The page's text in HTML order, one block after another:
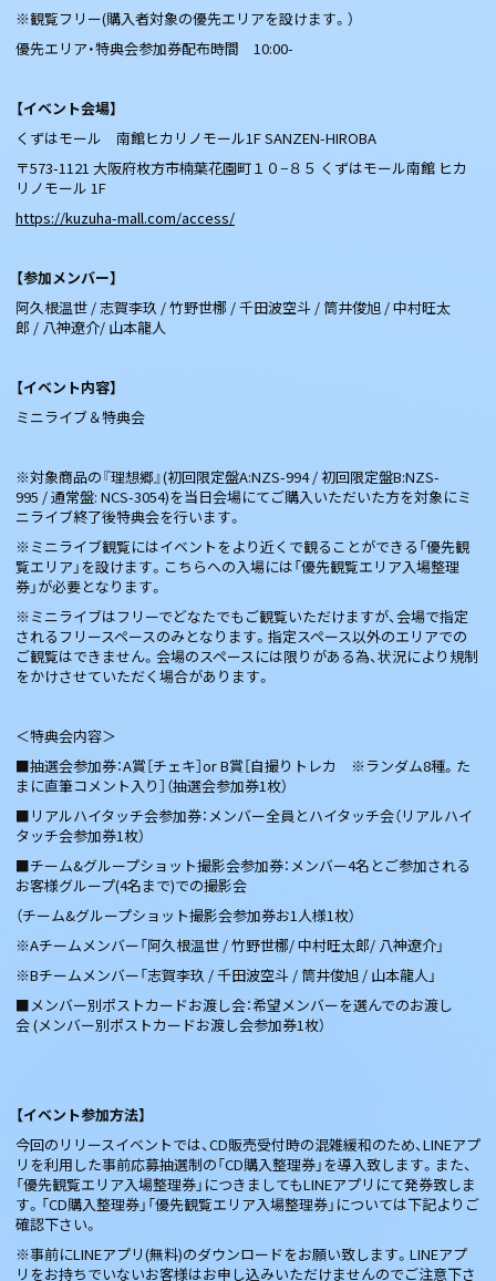
※観覧フリー(購入者対象の優先エリアを設けます。）
優先エリア・特典会参加券配布時間 10:00-
【イベント会場】
くずはモール 南館ヒカリノモール1F SANZEN-HIROBA
〒573-1121 大阪府枚方市楠葉花園町１０−８５ くずはモール南館 ヒカ
リノモール 1F
https://kuzuha-mall.com/access/
【参加メンバー】
阿久根温世 / 志賀李玖 / 竹野世梛 / 千田波空斗 / 筒井俊旭 / 中村旺太
郎 / 八神遼介/ 山本龍人
【イベント内容】
ミニライブ＆特典会
※対象商品の『理想郷』(初回限定盤A:NZS-994 / 初回限定盤B:NZS-
995 / 通常盤: NCS-3054)を当日会場にてご購入いただいた方を対象にミ
ニライブ終了後特典会を行います。
※ミニライブ観覧にはイベントをより近くで観ることができる「優先観
覧エリア」を設けます。こちらへの入場には「優先観覧エリア入場整理
券」が必要となります。
※ミニライブはフリーでどなたでもご観覧いただけますが、会場で指定
されるフリースペースのみとなります。指定スペース以外のエリアでの
ご観覧はできません。会場のスペースには限りがある為、状況により規制
をかけさせていただく場合があります。
＜特典会内容＞
■抽選会参加券：A賞［チェキ］or B賞［自撮りトレカ ※ランダム8種。た
まに直筆コメント入り］（抽選会参加券1枚）
■リアルハイタッチ会参加券：メンバー全員とハイタッチ会（リアルハイ
タッチ会参加券1枚）
■チーム&グループショット撮影会参加券：メンバー4名とご参加される
お客様グループ(4名まで)での撮影会
（チーム&グループショット撮影会参加券お1人様1枚）
※Aチームメンバー「阿久根温世 / 竹野世梛/ 中村旺太郎/ 八神遼介」
※Bチームメンバー「志賀李玖 / 千田波空斗 / 筒井俊旭 / 山本龍人」
■メンバー別ポストカードお渡し会：希望メンバーを選んでのお渡し
会 (メンバー別ポストカードお渡し会参加券1枚）
【イベント参加方法】
今回のリリースイベントでは、CD販売受付時の混雑緩和のため、LINEアプ
リを利用した事前応募抽選制の「CD購入整理券」を導入致します。また、
「優先観覧エリア入場整理券」につきましてもLINEアプリにて発券致しま
す。「CD購入整理券」「優先観覧エリア入場整理券」については下記よりご
確認下さい。
※事前にLINEアプリ(無料)のダウンロードをお願い致します。LINEアプ
リをお持ちでいないお客様はお申し込みいただけませんのでご注意下さ